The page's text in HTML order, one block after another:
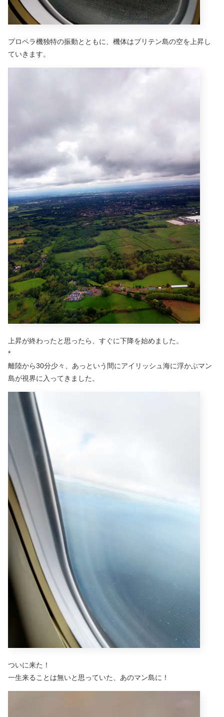
プロペラ機独特の振動とともに、機体はブリテン島の空を上昇し
ていきます。
上昇が終わったと思ったら、すぐに下降を始めました。
*
離陸から30分少々、あっという間にアイリッシュ海に浮かぶマン
島が視界に入ってきました。
ついに来た！
一生来ることは無いと思っていた、あのマン島に！